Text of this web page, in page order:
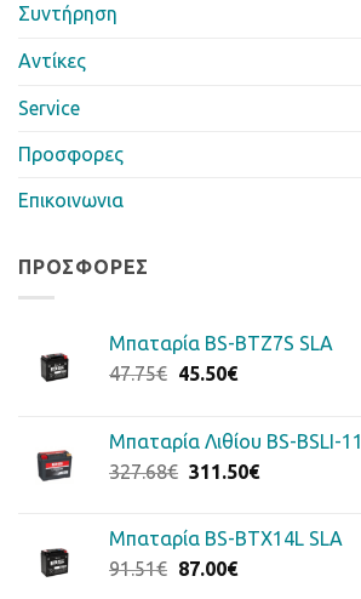
Συντήρηση
Αντίκες
Service
Προσφορες
Επικοινωνια
ΠΡΟΣΦΟΡΈΣ
Μπαταρία BS-BTZ7S SLA
47.75€ Original
47.75€.
45.50€Η
είναι:
45.50€.
Μπαταρία Λιθίου BS-BSLI-11
327.68€ Original
327.68€.
311.50€Η
είναι:
Μπαταρία BS-BTX14L SLA
91.51€ Original
87.00€Η